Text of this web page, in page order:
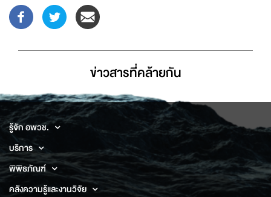
ข่าวสารที่่คล้ายกัน
รู้จัก อพวช.
บริการ
พิพิธภัณฑ์
คลังความรู้และงานวิจัย